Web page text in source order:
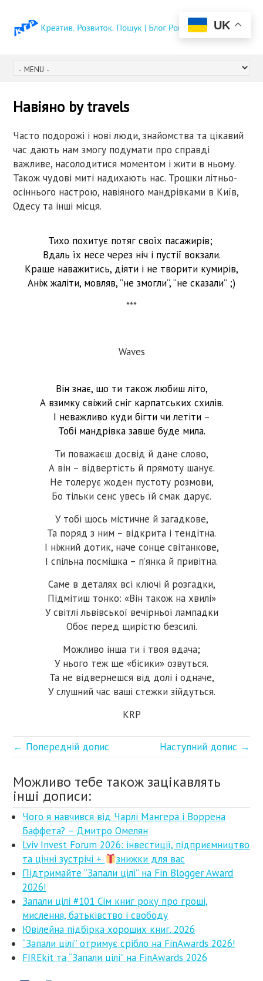
Навіяно by travels
Часто подорожі і нові люди, знайомства та цікавий
час дають нам змогу подумати про справді
важливе, насолодитися моментом і жити в ньому.
Також чудові миті надихають нас. Трошки літньо-
осіннього настрою, навіяного мандрівками в Київ,
Одесу та інші місця.
Тихо похитує потяг своїх пасажирів;
Вдаль їх несе через ніч і пустії вокзали.
Краще наважитись, діяти і не творити кумирів,
Аніж жаліти, мовляв, “не змогли”, “не сказали” ;)
***
Waves
Він знає, що ти також любиш літо,
А взимку свіжий сніг карпатських схилів.
І неважливо куди бігти чи летіти –
Тобі мандрівка завше буде мила.
Ти поважаєш досвід й дане слово,
А він – відвертість й прямоту шанує.
Не толерує жоден пустоту розмови,
Бо тільки сенс увесь їй смак дарує.
У тобі щось містичне й загадкове,
Та поряд з ним – відкрита і тендітна.
І ніжний дотик, наче сонце світанкове,
І спільна посмішка – п’янка й привітна.
Саме в деталях всі ключі й розгадки,
Підмітиш тонко: «Він також на хвилі»
У світлі львівської вечірньої лампадки
Обоє перед щирістю безсилі.
Можливо інша ти і твоя вдача;
У нього теж ще «бісики» озвуться.
Та не відвернешся від долі і одначе,
У слушний час ваші стежки зійдуться.
KRP
← Попередній допис Наступний допис →
Можливо тебе також зацікавлять
інші дописи:
Чого я навчився від Чарлі Мангера і Воррена
Баффета? – Дмитро Омелян
Lviv Invest Forum 2026: інвестиції, підприємництво
та цінні зустрічі +
знижки для вас
Підтримайте “Запали цілі” на Fin Blogger Award
2026!
Запали цілі #101 Сім книг року про гроші,
мислення, батьківство і свободу
Ювілейна підбірка хороших книг. 2026
“Запали цілі” отримує срібло на FinAwards 2026!
FIREkit та “Запали цілі” на FinAwards 2026
UK